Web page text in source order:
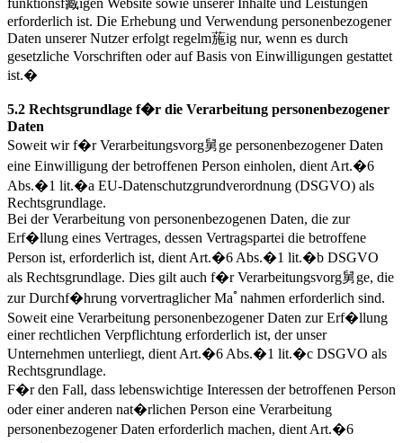
erforderlich ist. Die Erhebung und Verwendung personenbezogener
Daten unserer Nutzer erfolgt regelm葹ig nur, wenn es durch
gesetzliche Vorschriften oder auf Basis von Einwilligungen gestattet
ist.�
5.2 Rechtsgrundlage f�r die Verarbeitung personenbezogener
Daten
Soweit wir f�r Verarbeitungsvorg舅ge personenbezogener Daten
eine Einwilligung der betroffenen Person einholen, dient Art.�6
Abs.�1 lit.�a EU-Datenschutzgrundverordnung (DSGVO) als
Rechtsgrundlage.
Bei der Verarbeitung von personenbezogenen Daten, die zur
Erf�llung eines Vertrages, dessen Vertragspartei die betroffene
Person ist, erforderlich ist, dient Art.�6 Abs.�1 lit.�b DSGVO
als Rechtsgrundlage. Dies gilt auch f�r Verarbeitungsvorg舅ge, die
zur Durchf�hrung vorvertraglicher Maﾟnahmen erforderlich sind.
Soweit eine Verarbeitung personenbezogener Daten zur Erf�llung
einer rechtlichen Verpflichtung erforderlich ist, der unser
Unternehmen unterliegt, dient Art.�6 Abs.�1 lit.�c DSGVO als
Rechtsgrundlage.
F�r den Fall, dass lebenswichtige Interessen der betroffenen Person
oder einer anderen nat�rlichen Person eine Verarbeitung
personenbezogener Daten erforderlich machen, dient Art.�6